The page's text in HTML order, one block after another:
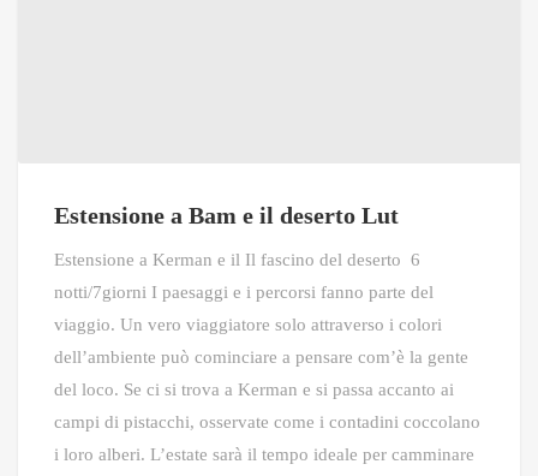
Estensione a Bam e il deserto Lut
Estensione a Kerman e il Il fascino del deserto 6
notti/7giorni I paesaggi e i percorsi fanno parte del
viaggio. Un vero viaggiatore solo attraverso i colori
dell’ambiente può cominciare a pensare com’è la gente
del loco. Se ci si trova a Kerman e si passa accanto ai
campi di pistacchi, osservate come i contadini coccolano
i loro alberi. L’estate sarà il tempo ideale per camminare